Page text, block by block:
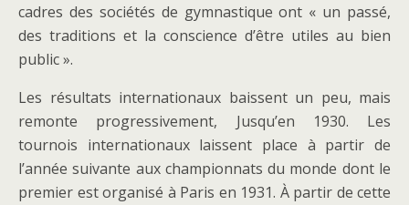
cadres des sociétés de gymnastique ont « un passé,
des traditions et la conscience d’être utiles au bien
public ».
Les résultats internationaux baissent un peu, mais
remonte progressivement, Jusqu’en 1930. Les
tournois internationaux laissent place à partir de
l’année suivante aux championnats du monde dont le
premier est organisé à Paris en 1931. À partir de cette